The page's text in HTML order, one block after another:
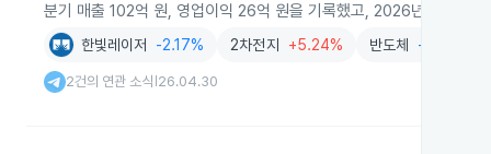
분기 매출 102억 원, 영업이익 26억 원을 기록했고, 2026년 4월 주
한빛레이저 -2.17% 2차전지 +5.24% 반도체 -1.68%
2건의 연관 소식 26.04.30